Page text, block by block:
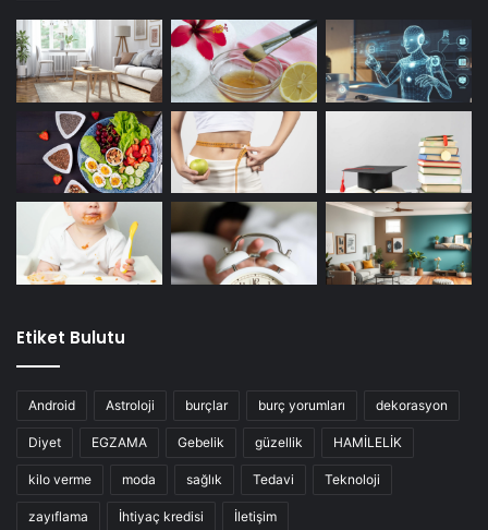
Etiket Bulutu
Android Astroloji burçlar burç yorumları dekorasyon
Diyet EGZAMA Gebelik güzellik HAMİLELİK
kilo verme moda sağlık Tedavi Teknoloji
zayıflama İhtiyaç kredisi İletişim